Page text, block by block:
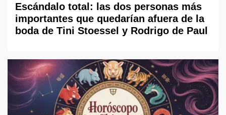
Escándalo total: las dos personas más
importantes que quedarían afuera de la
boda de Tini Stoessel y Rodrigo de Paul